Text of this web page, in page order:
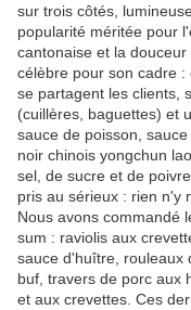
sur trois côtés,
popularité méritée pour
cantonaise et la
célèbre pour son cadre
se partagent les clients,
(cuillères, baguettes) et
sauce de poisson,
noir chinois yongchun
sel, de sucre et de
pris au sérieux : rien n'y
Nous avons commandé
sum : raviolis aux
sauce d'huître, rouleaux
buf, travers de porc
et aux crevettes. Ces